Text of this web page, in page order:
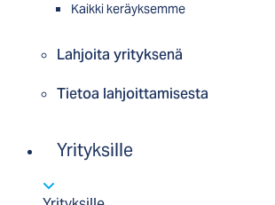
Kaikki keräyksemme
Lahjoita yrityksenä
Tietoa lahjoittamisesta
Yrityksille